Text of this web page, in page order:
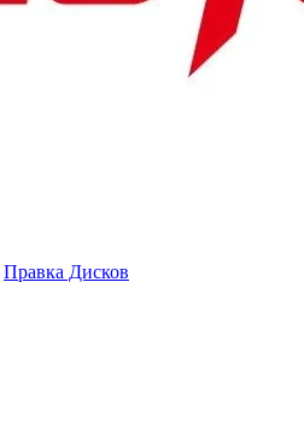
Правка Дисков